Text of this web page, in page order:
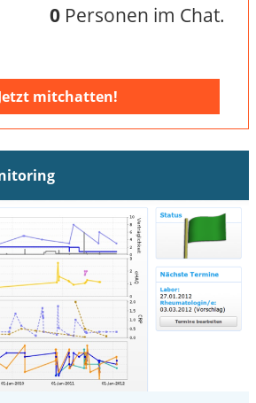
0Personen im Chat.
mitchatten!